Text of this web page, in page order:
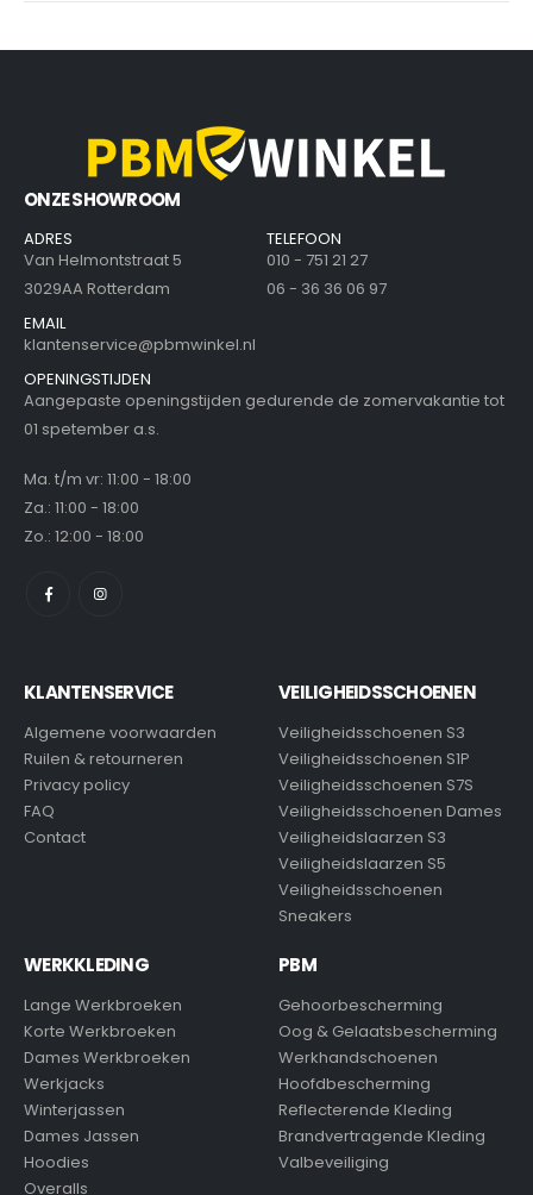
ONZE SHOWROOM
ADRES
Van Helmontstraat 5
3029AA Rotterdam
TELEFOON
010 - 751 21 27
06 - 36 36 06 97
EMAIL
klantenservice@pbmwinkel.nl
OPENINGSTIJDEN
Aangepaste openingstijden gedurende de zomervakantie tot
01 spetember a.s.
Ma. t/m vr: 11:00 - 18:00
Za.: 11:00 - 18:00
Zo.: 12:00 - 18:00
KLANTENSERVICE
Algemene voorwaarden
Ruilen & retourneren
Privacy policy
FAQ
Contact
VEILIGHEIDSSCHOENEN
Veiligheidsschoenen S3
Veiligheidsschoenen S1P
Veiligheidsschoenen S7S
Veiligheidsschoenen Dames
Veiligheidslaarzen S3
Veiligheidslaarzen S5
Veiligheidsschoenen
Sneakers
WERKKLEDING
Lange Werkbroeken
Korte Werkbroeken
Dames Werkbroeken
Werkjacks
Winterjassen
Dames Jassen
Hoodies
Overalls
PBM
Gehoorbescherming
Oog & Gelaatsbescherming
Werkhandschoenen
Hoofdbescherming
Reflecterende Kleding
Brandvertragende Kleding
Valbeveiliging